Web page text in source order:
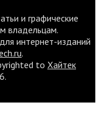
и графические
владельцам.
интернет-изданий
.
to Хайтек